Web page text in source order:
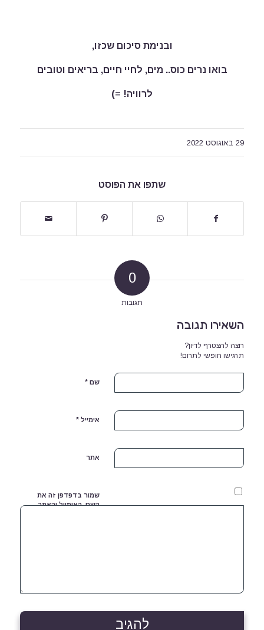
ובנימת סיכום שכזו,
בואו נרים כוס.. מים, לחיי חיים, בריאים וטובים
לרוויה!
=)
29 באוגוסט 2022
שתפו את הפוסט
0
תגובות
השאירו תגובה
רוצה להצטרף לדיון?
תרגישו חופשי לתרום!
שם *
אימייל *
אתר
שמור בדפדפן זה את
השם, האימייל והאתר